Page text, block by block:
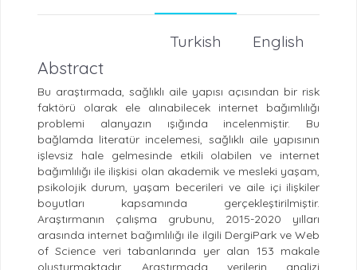
English
Turkish
Abstract
Bu araştırmada, sağlıklı aile yapısı açısından bir risk
faktörü olarak ele alınabilecek internet bağımlılığı
problemi alanyazın ışığında incelenmiştir. Bu
bağlamda literatür incelemesi, sağlıklı aile yapısının
işlevsiz hale gelmesinde etkili olabilen ve internet
bağımlılığı ile ilişkisi olan akademik ve mesleki yaşam,
psikolojik durum, yaşam becerileri ve aile içi ilişkiler
boyutları kapsamında gerçekleştirilmiştir.
Araştırmanın çalışma grubunu, 2015-2020 yılları
arasında internet bağımlılığı ile ilgili DergiPark ve Web
of Science veri tabanlarında yer alan 153 makale
oluşturmaktadır. Araştırmada verilerin analizi